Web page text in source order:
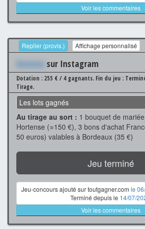
Voir les commentaires
Replier (provis.) Affichage personnalisé
Xxxxxxx sur Instagram
Dotation : 255 € / 4 gagnants. Fin du jeu :
Tirage.
Les lots gagnés
Au tirage au sort : 1 bouquet de mariée
Hortense (≈150 €), 3 bons d'achat
50 euros) valables à Bordeaux (35 €)
Jeu terminé
Jeu-concours ajouté sur toutgagner.com le
Terminé depuis le 14/07/
Voir les commentaires